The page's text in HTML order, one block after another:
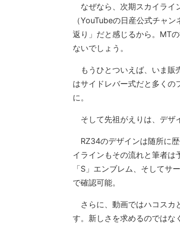
なぜなら、次期スカイライ
（YouTubeの日産公式チャ
返り」だと感じるから。MT
ないでしょう。
もうひとついえば、いま販
はサイドレバー式だと多くの
に。
そして先祖がえりは、デザ
RZ34のデザインは随所に
イラインもその流れと筆者
「S」エンブレム、そしてサ
で確認可能。
さらに、動画ではハコスカ
す。新しさを求めるのではな